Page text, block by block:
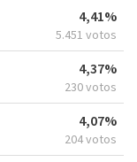
4,41%
5.451 votos
4,37%
230 votos
4,07%
204 votos